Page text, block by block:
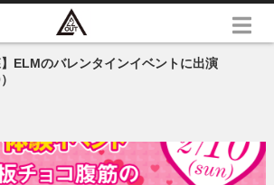
】ELMのバレンタインイベントに出演